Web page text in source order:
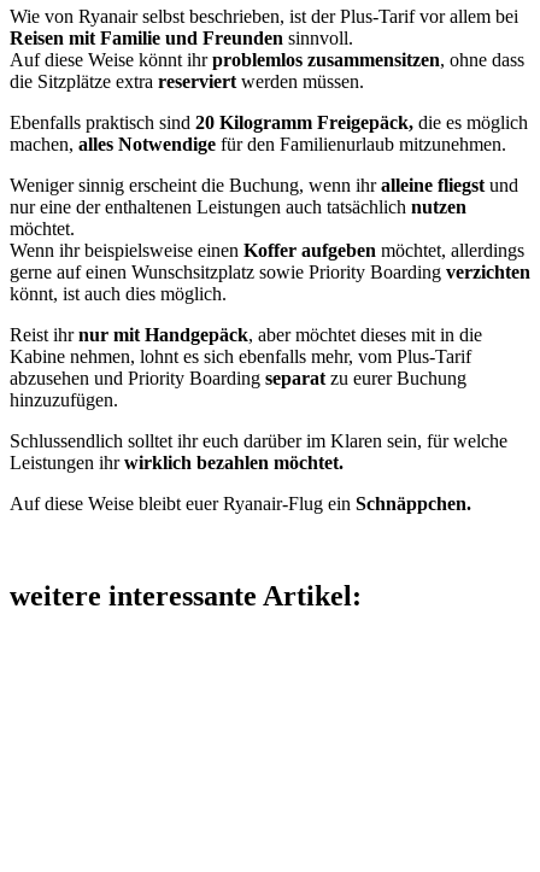
Wie von Ryanair selbst beschrieben, ist der Plus-Tarif vor allem bei
Reisen mit Familie und Freunden sinnvoll.
Auf diese Weise könnt ihrproblemlos zusammensitzen, ohne dass
die Sitzplätze extra reserviert werden müssen.
Ebenfalls praktisch sind 20 Kilogramm Freigepäck, die es möglich
machen, alles Notwendige für den Familienurlaub mitzunehmen.
Weniger sinnig erscheint die Buchung, wenn ihralleine fliegst und
nur eine der enthaltenen Leistungen auch tatsächlich nutzen
möchtet.
Wenn ihr beispielsweise einen Koffer aufgeben möchtet, allerdings
gerne auf einen Wunschsitzplatz sowie Priority Boarding verzichten
könnt, ist auch dies möglich.
Reist ihrnur mit Handgepäck, aber möchtet dieses mit in die
Kabine nehmen, lohnt es sich ebenfalls mehr, vom Plus-Tarif
abzusehen und Priority Boarding separat zu eurer Buchung
hinzuzufügen.
Schlussendlich solltet ihr euch darüber im Klaren sein, für welche
Leistungen ihrwirklich bezahlen möchtet.
Auf diese Weise bleibt euer Ryanair-Flug ein Schnäppchen.
weitere interessante Artikel: